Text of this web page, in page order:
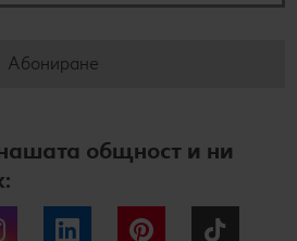
Абониране
общност и ни
Instagram LinkedIn Pinterest